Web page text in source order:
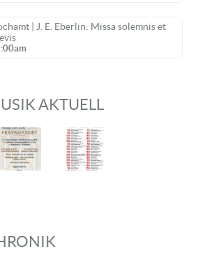
| J. E. Eberlin: Missa solemnis et
AKTUELL